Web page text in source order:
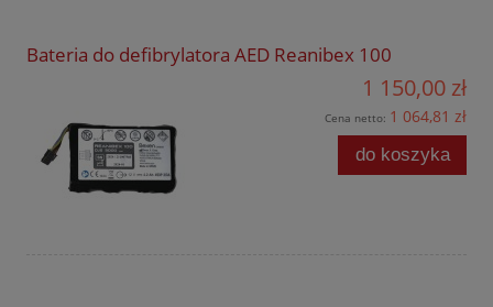
Bateria do defibrylatora AED Reanibex 100
1 150,00 zł
Cena netto: 1 064,81 zł
do koszyka